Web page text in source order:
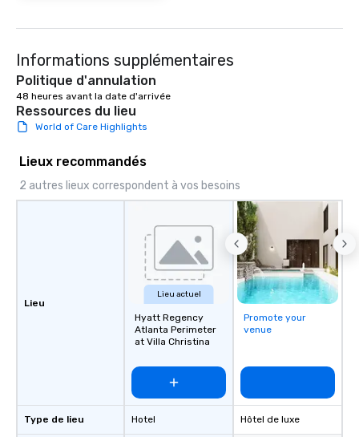
Informations supplémentaires
Politique d'annulation
48 heures avant la date d'arrivée
Ressources du lieu
World of Care Highlights
Lieux recommandés
2 autres lieux correspondent à vos besoins
Lieu
Type de lieu
Lieu actuel
Hyatt Regency
Atlanta Perimeter
at Villa Christina
Hotel
Promote your
venue
Hôtel de luxe